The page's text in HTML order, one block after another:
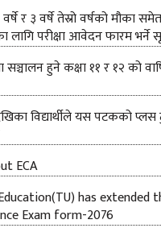
र ३ वर्षे तेस्रो वर्षको मौका समेत
लागि परीक्षा आवेदन फारम भर्ने
हुने कक्षा ११ र १२ को
विद्यार्थीले यस पटकको प्लस
ECA
has extended
Exam form-2076